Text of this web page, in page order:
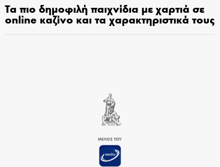
Τα πιο δημοφιλή παιχνίδια με χαρτιά σε
online καζίνο και τα χαρακτηριστικά τους